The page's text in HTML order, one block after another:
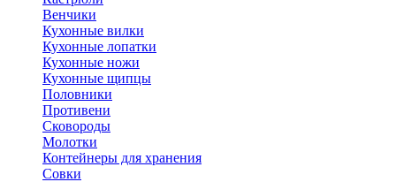
Венчики
Кухонные вилки
Кухонные лопатки
Кухонные ножи
Кухонные щипцы
Половники
Противени
Сковороды
Молотки
Контейнеры для хранения
Совки